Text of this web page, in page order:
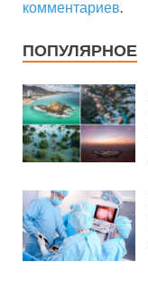
комментариев
ПОПУЛЯРНОЕ